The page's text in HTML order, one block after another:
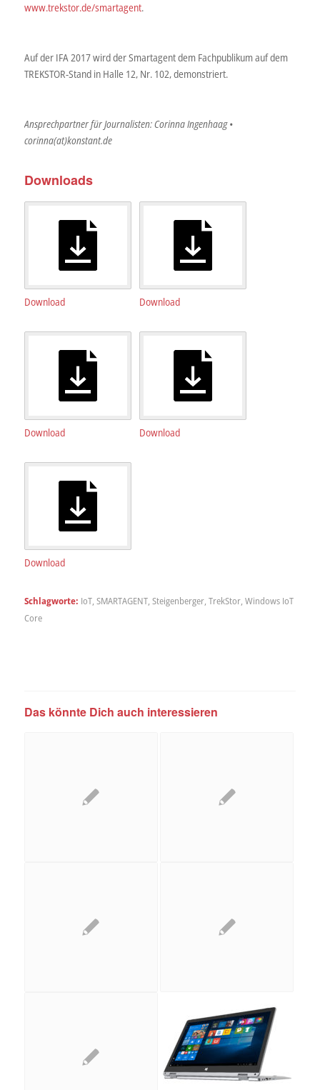
www.trekstor.de/smartagent.
Auf der IFA 2017 wird der Smartagent dem Fachpublikum auf dem
TREKSTOR-Stand in Halle 12, Nr. 102, demonstriert.
Ansprechpartner für Journalisten: Corinna Ingenhaag •
corinna(at)konstant.de
Downloads
Download Download
Download Download
Download
Schlagworte: IoT, SMARTAGENT, Steigenberger, TrekStor, Windows IoT
Core
Das könnte Dich auch interessieren